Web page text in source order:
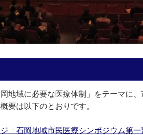
地域に必要な医療体制」をテーマに
要は以下のとおりです。
「石岡地域市民医療シンポジウム第一